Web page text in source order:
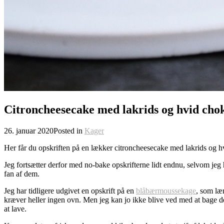
Citroncheesecake med lakrids og hvid
26. januar 2020Posted in Kager
Her får du opskriften på en lækker citroncheesecake med lakrids og
Jeg fortsætter derfor med no-bake opskrifterne lidt endnu, selvom
fan af dem.
Jeg har tidligere udgivet en opskrift på en blåbærmoussekage, som
kræver heller ingen ovn. Men jeg kan jo ikke blive ved med at bage
at lave.